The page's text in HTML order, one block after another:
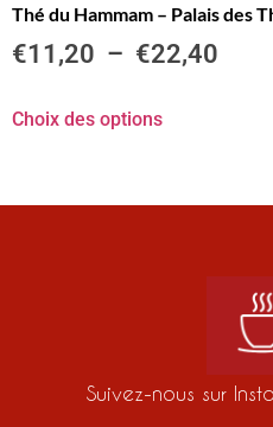
Thé du Hammam – Palais des
€11,20 – €22,40
Choix des options
Suivez-nous sur